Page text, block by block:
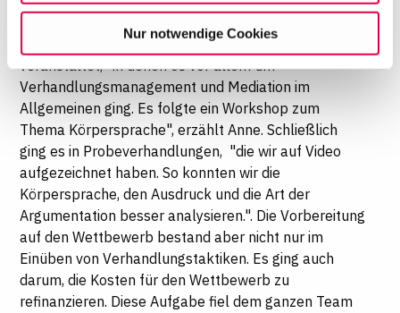
willigen Sie in die Verwendung der gewählten Cookies
ein. Diese Auswahl können Sie jederzeit ändern oder
Ihre Einwilligung widerrufen, indem Sie am Ende der
Seite auf "Cookie-Einstellungen" klicken. Weitere
Informationen finden Sie in unseren
Datenschutzhinweisen
Nur notwendige Cookies
Beginn ihrer Vorbereitung haben sie Workshops
veranstaltet, "in denen es vor allem um
Verhandlungsmanagement und Mediation im
Allgemeinen ging. Es folgte ein Workshop zum
Thema Körpersprache", erzählt Anne. Schließlich
ging es in Probeverhandlungen, "die wir auf Video
aufgezeichnet haben. So konnten wir die
Körpersprache, den Ausdruck und die Art der
Argumentation besser analysieren.". Die Vorbereitung
auf den Wettbewerb bestand aber nicht nur im
Einüben von Verhandlungstaktiken. Es ging auch
darum, die Kosten für den Wettbewerb zu
refinanzieren. Diese Aufgabe fiel dem ganzen Team